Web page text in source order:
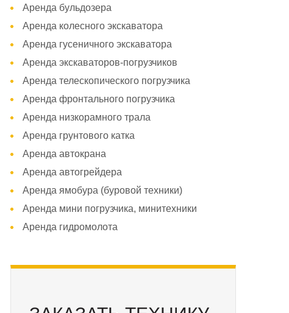
Аренда бульдозера
Аренда колесного экскаватора
Аренда гусеничного экскаватора
Аренда экскаваторов-погрузчиков
Аренда телескопического погрузчика
Аренда фронтального погрузчика
Аренда низкорамного трала
Аренда грунтового катка
Аренда автокрана
Аренда автогрейдера
Аренда ямобура (буровой техники)
Аренда мини погрузчика, минитехники
Аренда гидромолота